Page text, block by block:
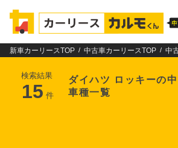
新車カーリースTOP 中古車カーリースTOP 中
検索結果
15 件
ダイハツ ロッキーの
車種一覧